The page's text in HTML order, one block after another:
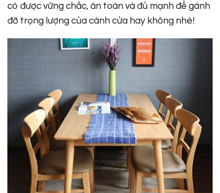
có được vững chắc, ăn toàn và đủ mạnh để gánh
đỡ trọng lượng của cánh cửa hay không nhé!